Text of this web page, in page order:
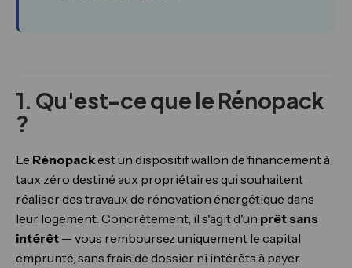
1. Qu'est-ce que le Rénopack
?
Le Rénopackest un dispositif wallon de financement à
taux zéro destiné aux propriétaires qui souhaitent
réaliser des travaux de rénovation énergétique dans
leur logement. Concrètement, il s'agit d'un prêt sans
intérêt — vous remboursez uniquement le capital
emprunté, sans frais de dossier ni intérêts à payer.